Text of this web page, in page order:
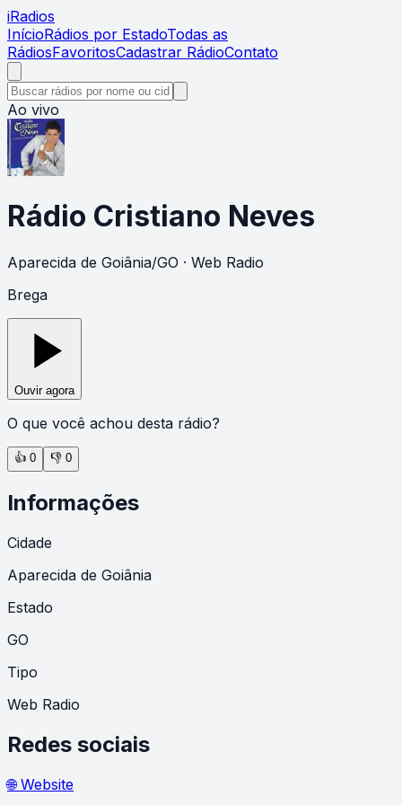
iRadios
InícioRádios por EstadoTodas as
RádiosFavoritosCadastrar RádioContato
Ao vivo
Rádio Cristiano Neves
Aparecida de Goiânia/GO · Web Radio
Brega
Ouvir agora
O que você achou desta rádio?
👍 0 👎 0
Informações
Cidade
Aparecida de Goiânia
Estado
GO
Tipo
Web Radio
Redes sociais
🌐 Website